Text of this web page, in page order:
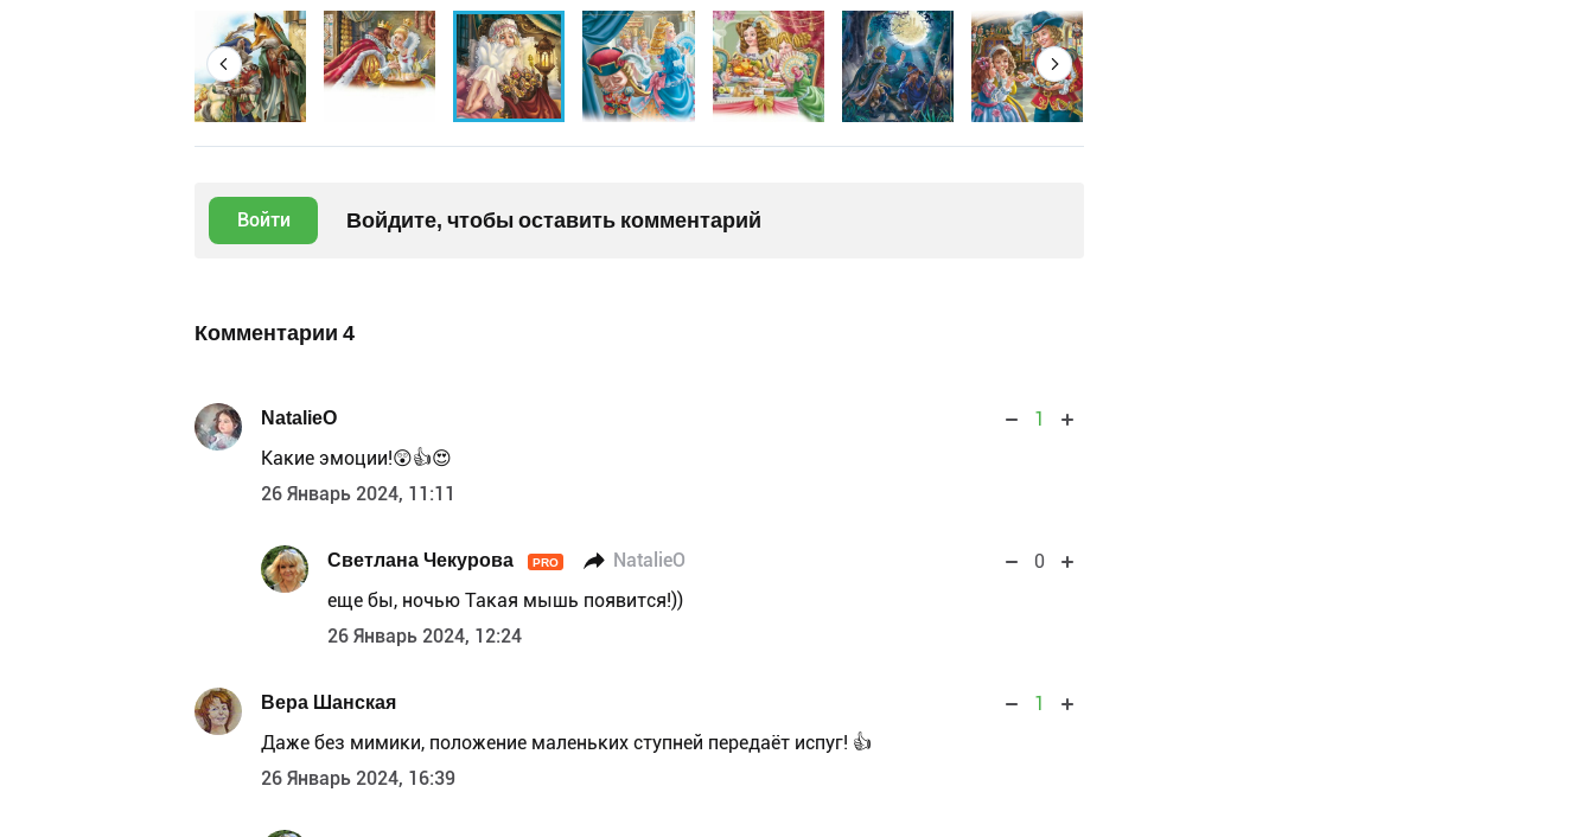
Войти Войдите, чтобы оставить комментарий
Комментарии 4
NatalieO
1
Какие эмоции!😲👍😍
26 Январь 2024, 11:11
Светлана Чекурова PRO NatalieO
0
еще бы, ночью Такая мышь появится!))
26 Январь 2024, 12:24
Вера Шанская
1
Даже без мимики, положение маленьких ступней передаёт испуг! 👍
26 Январь 2024, 16:39